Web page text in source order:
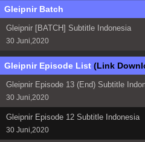
Gleipnir Batch
Gleipnir [BATCH] Subtitle Indonesia
30 Juni,2020
Gleipnir Episode List (Link
Gleipnir Episode 13 (End) Subtitle
30 Juni,2020
Gleipnir Episode 12 Subtitle Indonesia
30 Juni,2020